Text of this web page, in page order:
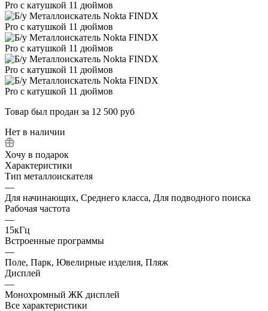
Товар был продан за 12 500 руб
Нет в наличии
Хочу в подарок
Характеристики
Тип металлоискателя
—
Для начинающих, Среднего класса, Для подводного поиска
Рабочая частота
—
15кГц
Встроенные программы
—
Поле, Парк, Ювелирные изделия, Пляж
Дисплей
—
Монохромный ЖК дисплей
Все характеристики